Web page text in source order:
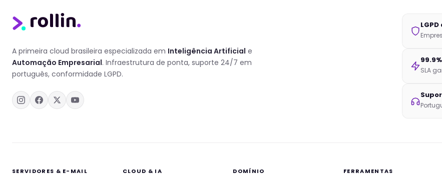
A primeira cloud brasileira especializada em Inteligência Artificial e
Automação Empresarial. Infraestrutura de ponta, suporte 24/7 em
português, conformidade LGPD.
SLA
SERVIDORES & E-MAIL CLOUD & IA DOMÍNIO FERRAMENTAS